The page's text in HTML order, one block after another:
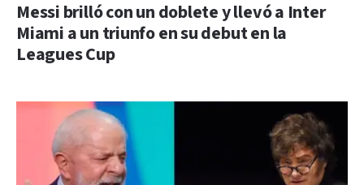
Messi brilló con un doblete y llevó a Inter
Miami a un triunfo en su debut en la
Leagues Cup